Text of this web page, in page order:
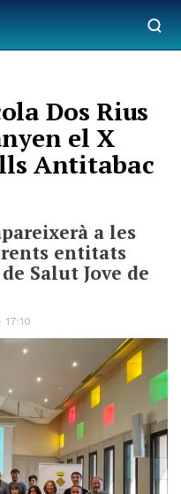
Dos Rius
el X
Antitabac
a les
entitats
Salut Jove de
17:10